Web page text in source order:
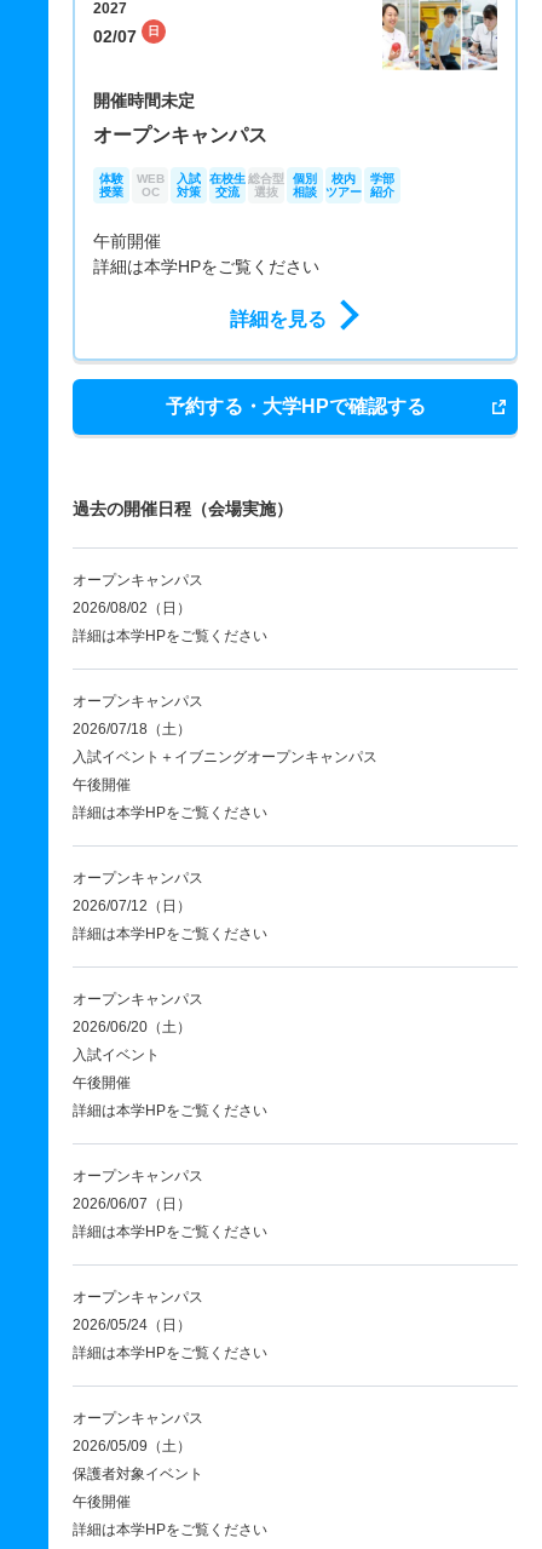
2027
02/07 日
開催時間未定
オープンキャンパス
体験
授業
WEB
OC
入試
対策
在校生
交流
総合型
選抜
個別
相談
校内
ツアー
学部
紹介
午前開催
詳細は本学HPをご覧ください
詳細を見る
予約する・大学HPで確認する
過去の開催日程（会場実施）
オープンキャンパス
2026/08/02（日）
詳細は本学HPをご覧ください
オープンキャンパス
2026/07/18（土）
入試イベント＋イブニングオープンキャンパス
午後開催
詳細は本学HPをご覧ください
オープンキャンパス
2026/07/12（日）
詳細は本学HPをご覧ください
オープンキャンパス
2026/06/20（土）
入試イベント
午後開催
詳細は本学HPをご覧ください
オープンキャンパス
2026/06/07（日）
詳細は本学HPをご覧ください
オープンキャンパス
2026/05/24（日）
詳細は本学HPをご覧ください
オープンキャンパス
2026/05/09（土）
保護者対象イベント
午後開催
詳細は本学HPをご覧ください